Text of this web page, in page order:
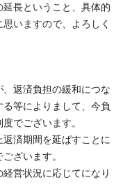
長ということ、具体的
いますので、よろしく
返済負担の緩和につな
等によりまして、今負
でございます。
済期間を延ばすことに
ざいます。
営状況に応じてになり